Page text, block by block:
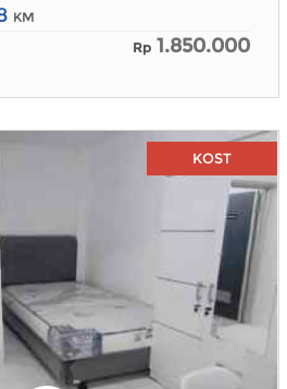
KM
Rp 1.850.000
KOST